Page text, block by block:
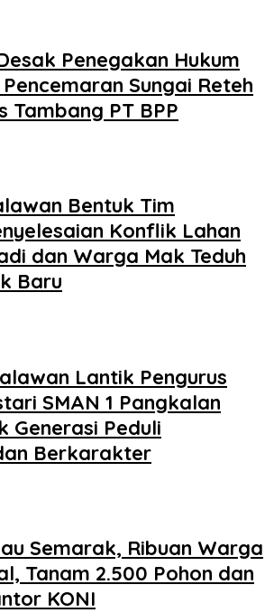
Penegakan Hukum
Sungai Reteh
Tambang PT BPP
Bentuk Tim
Konflik Lahan
dan Warga Mak Teduh
Baru
Lantik Pengurus
SMAN 1 Pangkalan
Generasi Peduli
Berkarakter
Semarak, Ribuan Warga
Tanam 2.500 Pohon dan
KONI